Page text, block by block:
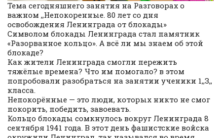
Тема сегодняшнего занятия на Разговорах о
важном ,,Непокоренные. 80 лет со дня
освобождения Ленинграда от блокады»
Символом блокады Ленинграда стал памятник
«Разорванное кольцо». А всё ли мы знаем об этой
блокаде?
Как жители Ленинграда смогли пережить
тяжёлые времена? Что им помогало? в этом
попробовали разобраться на занятии ученики 1,,З,,
класса.
Непокорённые — это люди, которых никто не смог
покорить, победить, завоевать.
Кольцо блокады сомкнулось вокруг Ленинграда 8
сентября 1941 года. В этот день фашистские войска